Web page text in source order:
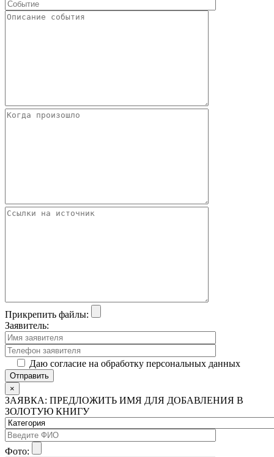
Прикрепить файлы:
Заявитель:
Даю согласие на обработку персональных данных
×
ЗАЯВКА: ПРЕДЛОЖИТЬ ИМЯ ДЛЯ ДОБАВЛЕНИЯ В
ЗОЛОТУЮ КНИГУ
Фото: